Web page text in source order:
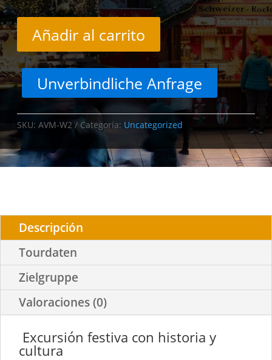
Añadir al carrito
Unverbindliche Anfrage
SKU: AVM-W2 Categoría: Uncategorized
Descripción
Tourdaten
Zielgruppe
Valoraciones (0)
Excursión festiva con historia y
cultura